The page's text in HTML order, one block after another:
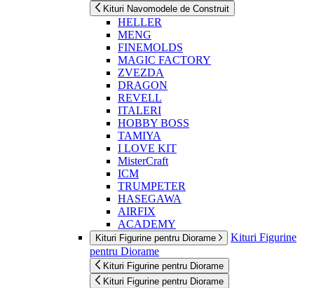
Kituri Navomodele de Construit
HELLER
MENG
FINEMOLDS
MAGIC FACTORY
ZVEZDA
DRAGON
REVELL
ITALERI
HOBBY BOSS
TAMIYA
I LOVE KIT
MisterCraft
ICM
TRUMPETER
HASEGAWA
AIRFIX
ACADEMY
Kituri Figurine pentru Diorame
Kituri Figurine
pentru Diorame
Kituri Figurine pentru Diorame
Kituri Figurine pentru Diorame